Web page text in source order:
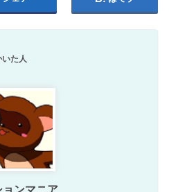
た人
ョンマニア